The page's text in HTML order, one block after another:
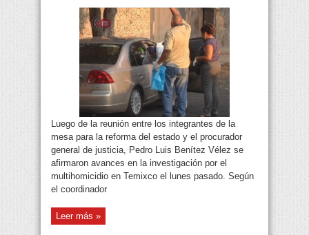
Luego de la reunión entre los integrantes de la
mesa para la reforma del estado y el procurador
general de justicia, Pedro Luis Benítez Vélez se
afirmaron avances en la investigación por el
multihomicidio en Temixco el lunes pasado. Según
el coordinador
Leer más »